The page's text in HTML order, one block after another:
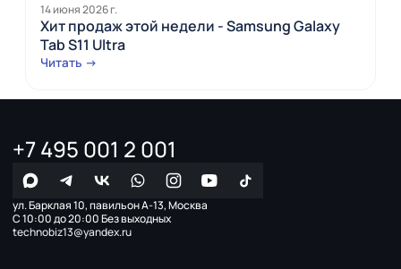
14 июня 2026 г.
Хит продаж этой недели - Samsung Galaxy
Tab S11 Ultra
Читать →
+7 495 001 2 001
ул. Барклая 10, павильон А-13, Москва
С 10:00 до 20:00 Без выходных
technobiz13@yandex.ru